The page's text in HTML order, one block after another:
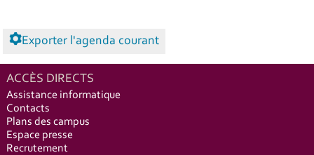
Exporter l'agenda courant
ACCÈS DIRECTS
Assistance informatique
Contacts
Plans des campus
Espace presse
Recrutement